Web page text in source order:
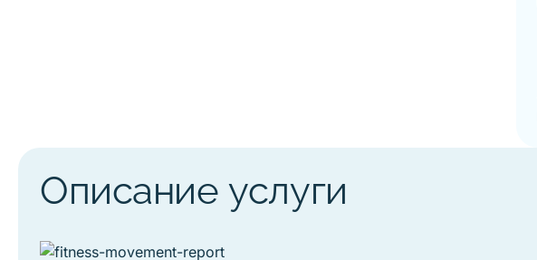
Описание услуги